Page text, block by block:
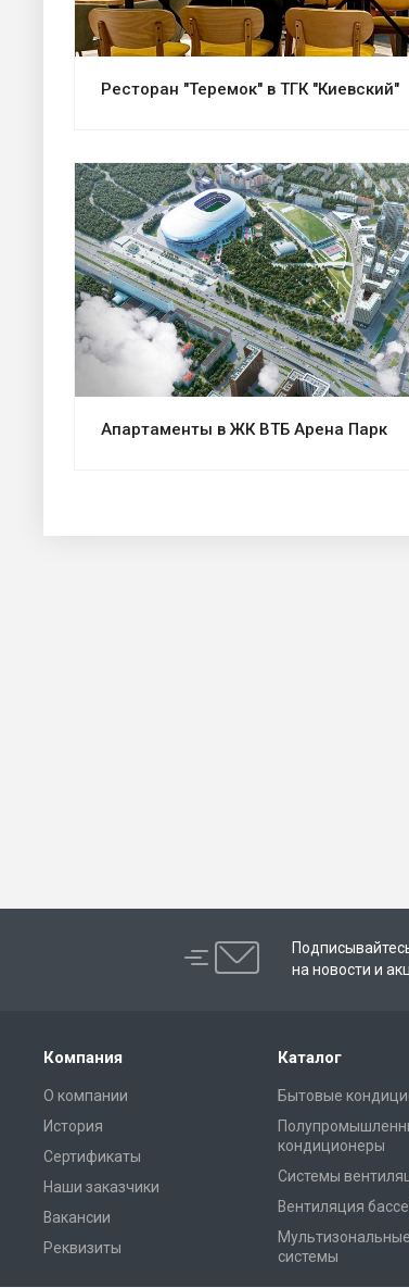
Ресторан "Теремок" в ТГК "Киевский"
Смотреть проект
Апартаменты в ЖК ВТБ Арена Парк
на новости и
Компания
О компании
История
Сертификаты
Наши заказчики
Вакансии
Реквизиты
Каталог
Бытовые
кондиционеры
Системы
Вентиляция
системы